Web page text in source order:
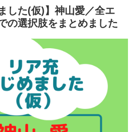
した(仮)】神山愛／全エ
の選択肢をまとめました